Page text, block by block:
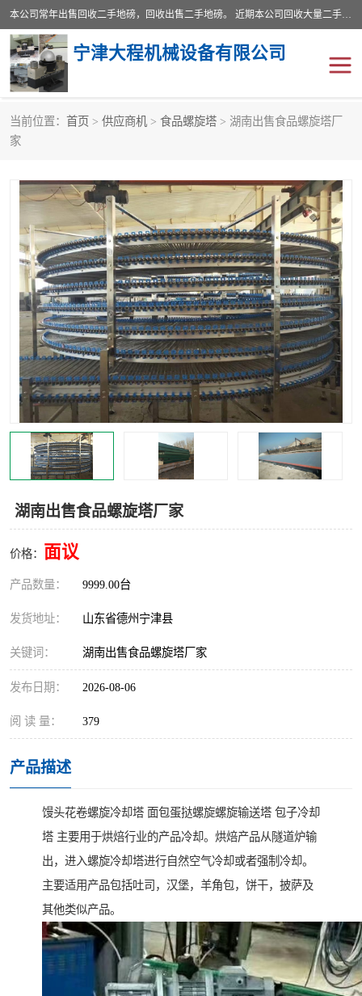
本公司常年出售回收二手地磅，回收出售二手地磅。 近期本公司回收大量二手地磅，型号齐全，宽度从2米到3.5米，长度5米到25米，承重吨位从10到200吨，成色7—9成新。 ? 使用年限6个月至2年，产品来源于个人闲置品，工矿企业停用品，因小换大而来。 精准度和新的一样， 二手地磅是内行人的选择，打个电话就省钱朋友您好等什么
宁津大程机械设备有限公司
当前位置： 首页 > 供应商机 > 食品螺旋塔 > 湖南出售食品螺旋塔厂
家
湖南出售食品螺旋塔厂家
价格： 面议
产品数量： 9999.00台
发货地址： 山东省德州宁津县
关键词： 湖南出售食品螺旋塔厂家
发布日期： 2026-08-06
阅 读 量： 379
产品描述
馒头花卷螺旋冷却塔 面包蛋挞螺旋螺旋输送塔 包子冷却
塔 主要用于烘焙行业的产品冷却。烘焙产品从隧道炉输
出，进入螺旋冷却塔进行自然空气冷却或者强制冷却。
主要适用产品包括吐司，汉堡，羊角包，饼干，披萨及
其他类似产品。
地磅传感器 废纸打包机
食品烘干机
装载机电子秤 输送机
半自动输送机 全自动输送机
冷却塔 食品螺旋塔
撕碎机 木材撕碎机
塑料撕碎机 金属撕碎机